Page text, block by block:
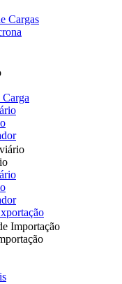
Cargas
Importação